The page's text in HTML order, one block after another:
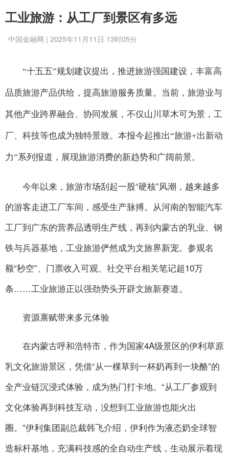
工业旅游：从工厂到景区有多远
中国金融网 | 2025年11月11日 13时05分
“十五五”规划建议提出，推进旅游强国建设，丰富高
品质旅游产品供给，提高旅游服务质量。当前，旅游业与
其他产业跨界融合、协同发展，不仅山川草木可为景，工
厂、科技等也成为独特景致。本报今起推出“旅游+出新动
力”系列报道，展现旅游消费的新趋势和广阔前景。
今年以来，旅游市场刮起一股“硬核”风潮，越来越多
的游客走进工厂车间，感受生产脉搏。从河南的智能汽车
工厂到广东的营养品透明生产线，再到内蒙古的乳业、钢
铁与兵器基地，工业旅游俨然成为文旅界新宠。参观名
额“秒空”、门票收入可观、社交平台相关笔记超10万
条……工业旅游正以强劲势头开辟文旅新赛道。
资源禀赋带来多元体验
在内蒙古呼和浩特市，作为国家4A级景区的伊利草原
乳文化旅游景区，凭借“从一棵草到一杯奶再到一块酪”的
全产业链沉浸式体验，成为热门打卡地。“从工厂参观到
文化体验再到科技互动，没想到工业旅游也能火出
圈。”伊利集团副总裁韩飞介绍，伊利作为液态奶全球智
造标杆基地，充满科技感的全自动生产线，生动展示着现